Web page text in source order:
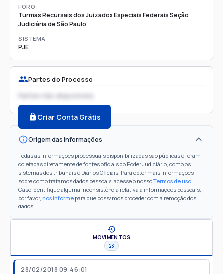
FORO
Turmas Recursais dos Juizados Especiais Federais Seção
Judiciária de São Paulo
SISTEMA
PJE
Partes do Processo
Partes não disponíveis
Criar Conta Grátis
Origem das informações
Todas as informações processuais disponibilizadas são públicas e foram
coletadas diretamente de fontes oficiais do Poder Judiciário, como os
sistemas dos tribunais e Diários Oficiais. Para obter mais informações
sobre como tratamos dados pessoais, acesse o nossoTermos de uso.
Caso identifique alguma inconsistência relativa a informações pessoais,
por favor, nos informe para que possamos proceder com a remoção dos
dados.
MOVIMENTOS
23
28/02/2018 09:46:01